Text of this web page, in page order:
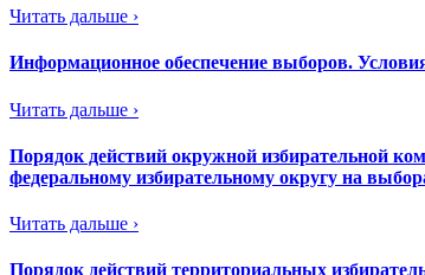
Читать дальше ›
Информационное обеспечение выборов.
Читать дальше ›
Порядок действий окружной избирательной
федеральному избирательному округу на
Читать дальше ›
Порядок действий территориальных